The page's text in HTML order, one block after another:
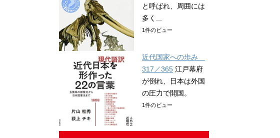
と呼ばれ、周囲には
多く...
1件のビュー
近代国家への歩み
317／365 江戸幕府
が倒れ、日本は外国
の圧力で開国。
1件のビュー